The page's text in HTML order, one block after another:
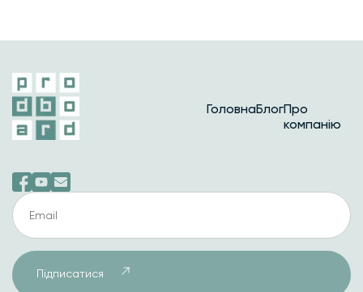
ГоловнаБлогПро
компанію
Підписатися